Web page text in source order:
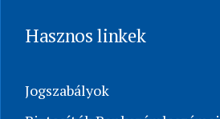
Hasznos linkek
Jogszabályok